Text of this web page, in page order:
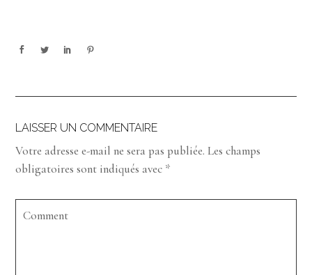
LAISSER UN COMMENTAIRE
Votre adresse e-mail ne sera pas publiée. Les champs
obligatoires sont indiqués avec *